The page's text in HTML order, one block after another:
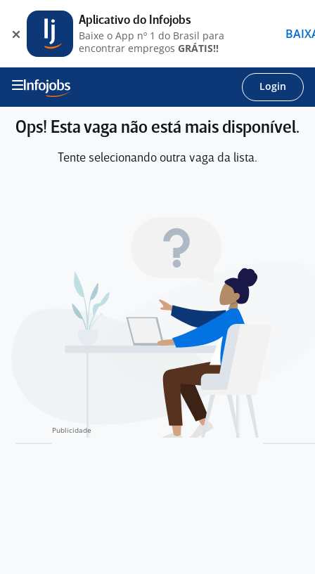
Login
Ops! Esta vaga não está mais disponível.
Tente selecionando outra vaga da lista.
Aplicativo do Infojobs
Baixe o App nº 1 do Brasil para
encontrar empregos GRÁTIS!!